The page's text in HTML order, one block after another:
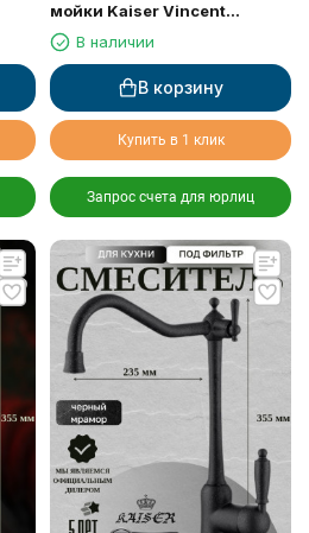
мойки Kaiser Vincent
(31544-1), бронза
В наличии
В корзину
Купить в 1 клик
Запрос счета для юрлиц